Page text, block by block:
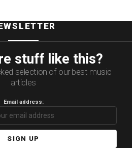
stuff like this?
selection of our best music
articles
Email address: